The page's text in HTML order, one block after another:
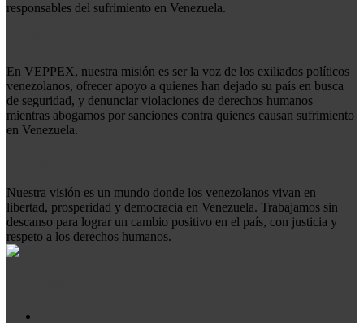
responsables del sufrimiento en Venezuela.
En VEPPEX, nuestra misión es ser la voz de los exiliados políticos
venezolanos, ofrecer apoyo a quienes han dejado su país en busca
de seguridad, y denunciar violaciones de derechos humanos
mientras abogamos por sanciones contra quienes causan sufrimiento
en Venezuela.
Nuestra visión es un mundo donde los venezolanos vivan en
libertad, prosperidad y democracia en Venezuela. Trabajamos sin
descanso para lograr un cambio positivo en el país, con justicia y
respeto a los derechos humanos.